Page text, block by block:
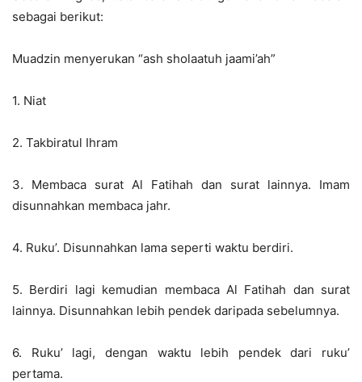
sebagai berikut:
Muadzin menyerukan “ash sholaatuh jaami’ah”
1. Niat
2. Takbiratul Ihram
3. Membaca surat Al Fatihah dan surat lainnya. Imam
disunnahkan membaca jahr.
4. Ruku’. Disunnahkan lama seperti waktu berdiri.
5. Berdiri lagi kemudian membaca Al Fatihah dan surat
lainnya. Disunnahkan lebih pendek daripada sebelumnya.
6. Ruku’ lagi, dengan waktu lebih pendek dari ruku’
pertama.